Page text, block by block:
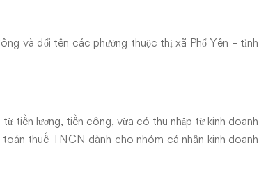
và đổi tên các phường thuộc thị xã Phổ Yên – tỉnh
tiền lương, tiền công, vừa có thu nhập từ kinh doanh
thuế TNCN dành cho nhóm cá nhân kinh doanh